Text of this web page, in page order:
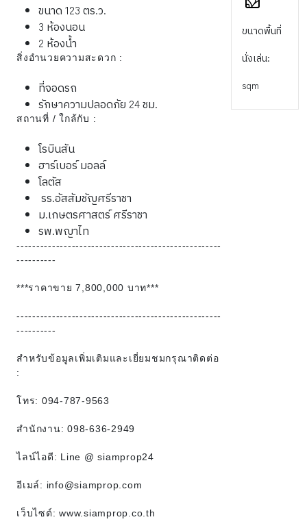
ขนาดพื้นที่
นั่งเล่น:
sqm
ขนาด 123 ตร.ว.
3 ห้องนอน
2 ห้องน้ำ
สิ่งอำนวยความสะดวก :
ที่จอดรถ
รักษาความปลอดภัย 24 ชม.
สถานที่ / ใกล้กับ :
โรบินสัน
ฮาร์เบอร์ มอลล์
โลตัส
รร.อัสสัมชัญศรีราชา
ม.เกษตรศาสตร์ ศรีราชา
รพ.พญาไท
----------------------------------------------------
----------
***ราคาขาย 7,800,000 บาท***
----------------------------------------------------
----------
สำหรับข้อมูลเพิ่มเติมและเยี่ยมชมกรุณาติดต่อ
:
โทร: 094-787-9563
สำนักงาน: 098-636-2949
ไลน์ไอดี: Line @ siamprop24
อีเมล์: info@siamprop.com
เว็บไซต์: www.siamprop.co.th